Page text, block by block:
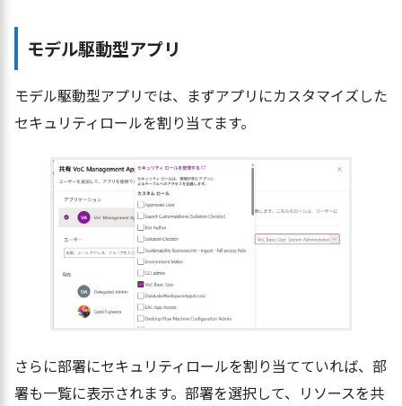
モデル駆動型アプリ
モデル駆動型アプリでは、まずアプリにカスタマイズした
セキュリティロールを割り当てます。
さらに部署にセキュリティロールを割り当てていれば、部
署も一覧に表示されます。部署を選択して、リソースを共